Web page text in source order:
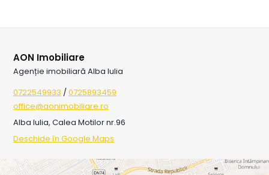
AON Imobiliare
Agenție imobiliară Alba Iulia
0722549933 /0725893459
office@aonimobiliare.ro
Alba Iulia, Calea Motilor nr.96
Deschide în Google Maps